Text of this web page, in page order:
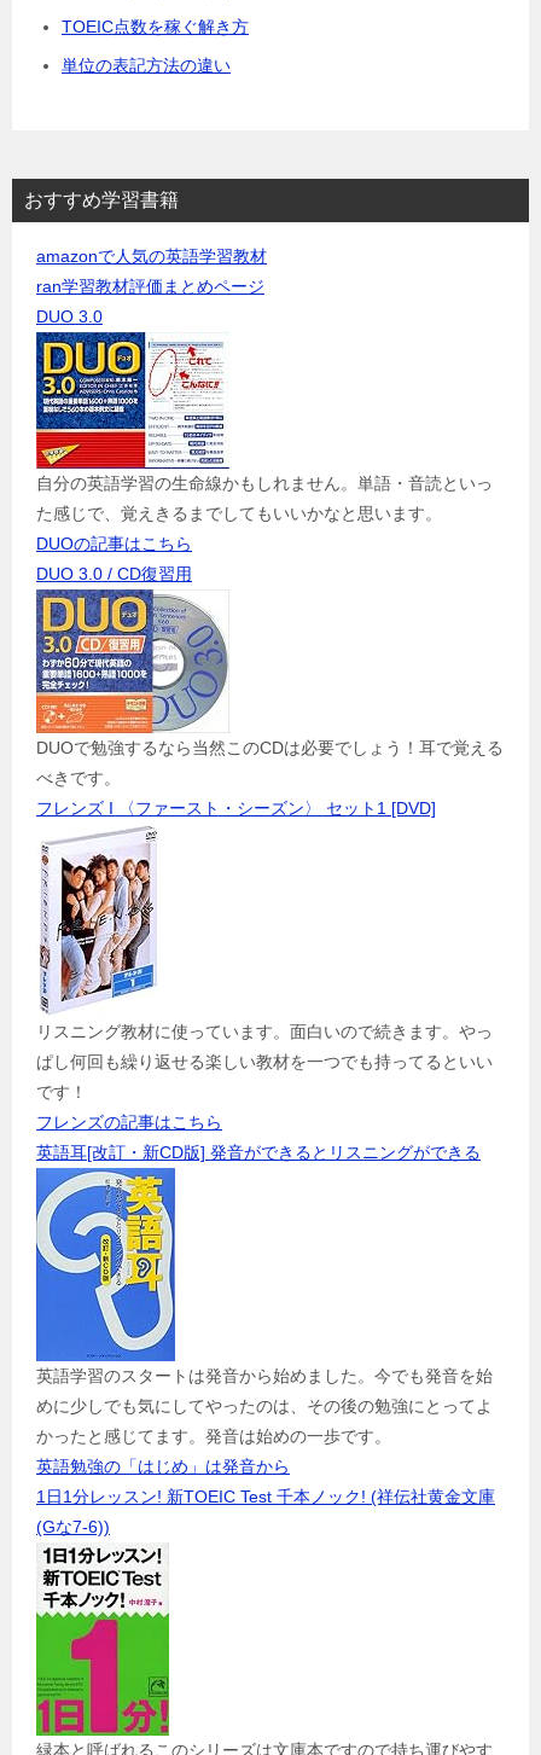
TOEIC点数を稼ぐ解き方
単位の表記方法の違い
おすすめ学習書籍
amazonで人気の英語学習教材
ran学習教材評価まとめページ
DUO 3.0
自分の英語学習の生命線かもしれません。単語・音読といっ
た感じで、覚えきるまでしてもいいかなと思います。
DUOの記事はこちら
DUO 3.0 / CD復習用
DUOで勉強するなら当然このCDは必要でしょう！耳で覚える
べきです。
フレンズ I 〈ファースト・シーズン〉 セット1 [DVD]
リスニング教材に使っています。面白いので続きます。やっ
ぱし何回も繰り返せる楽しい教材を一つでも持ってるといい
です！
フレンズの記事はこちら
英語耳[改訂・新CD版] 発音ができるとリスニングができる
英語学習のスタートは発音から始めました。今でも発音を始
めに少しでも気にしてやったのは、その後の勉強にとってよ
かったと感じてます。発音は始めの一歩です。
英語勉強の「はじめ」は発音から
1日1分レッスン! 新TOEIC Test 千本ノック! (祥伝社黄金文庫
(Gな7-6))
緑本と呼ばれるこのシリーズは文庫本ですので持ち運びやす